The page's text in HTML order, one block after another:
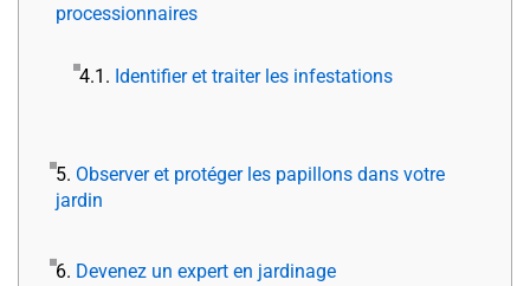
processionnaires
4.1. Identifier et traiter les infestations
5. Observer et protéger les papillons dans votre
jardin
6. Devenez un expert en jardinage